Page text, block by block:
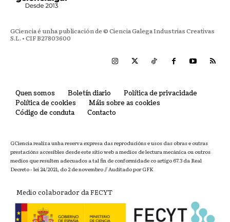
GCiencia é unha publicación de © Ciencia Galega Industrias Creativas
S.L. • CIF B27803600
Quen somos Boletín diario
Política de privacidade
Política de cookies
Máis sobre as cookies
Código de conduta
Contacto
GCiencia realiza unha reserva expresa das reproducións e usos das obras e outras
prestacións accesibles desde este sitio web a medios de lectura mecánica ou outros
medios que resulten adecuados a tal fin de conformidade co artigo 67.3 da Real
Decreto - lei 24/2021, do 2 de novembro // Auditado por GFK
Medio colaborador da FECYT